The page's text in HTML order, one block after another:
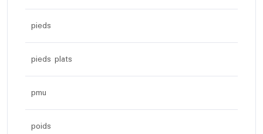
pieds
pieds plats
pmu
poids